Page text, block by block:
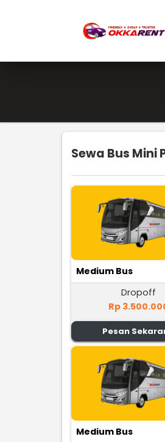
Sewa Bus
Medium Bus
Dropoff
Rp
Pesan
Medium Bus